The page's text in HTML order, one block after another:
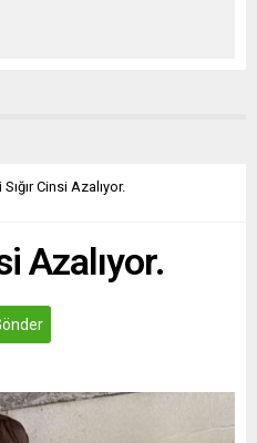
Sığır Cinsi Azalıyor.
Azalıyor.